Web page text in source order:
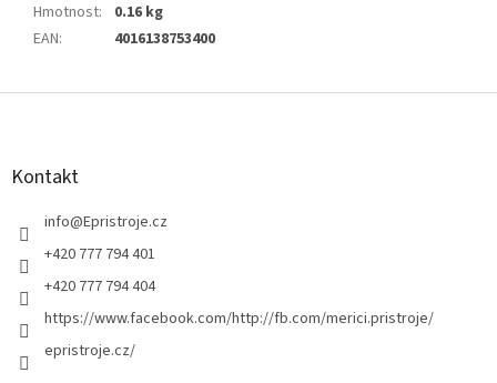
Hmotnost:
0.16 kg
EAN: 4016138753400
Z
Kontakt
info@Epristroje.cz
+420 777 794 401
+420 777 794 404
https://www.facebook.com/http://fb.com/merici.pristroje/
epristroje.cz/